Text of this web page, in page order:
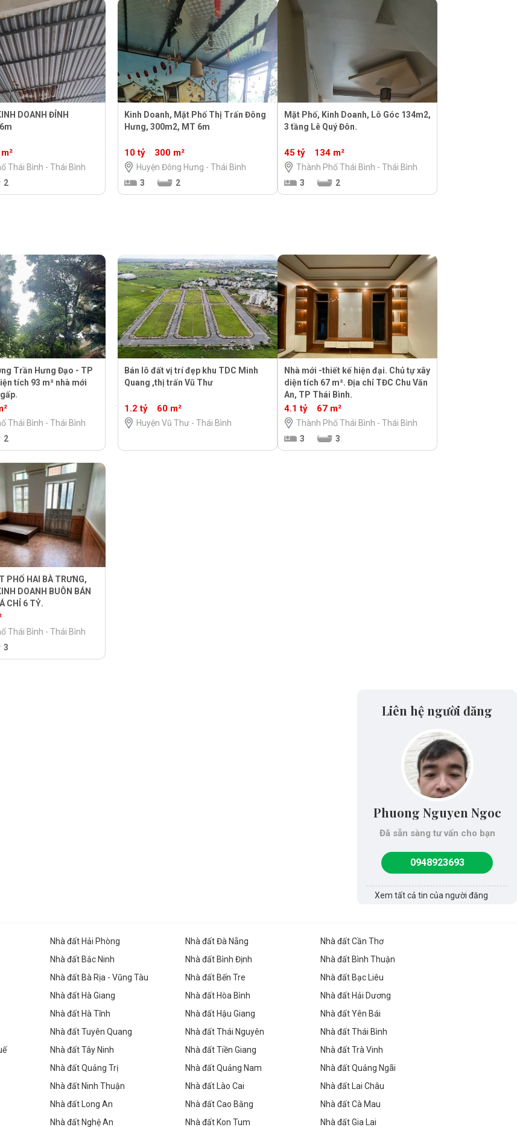
DOANH ĐỈNH
Thái Bình - Thái Bình
2
Kinh Doanh, Mặt Phố Thị Trấn Đông
Hưng, 300m2, MT 6m
10 tỷ 300 m²
Huyện Đông Hưng - Thái Bình
3
2
Mặt Phố, Kinh Doanh, Lô Góc 134m2,
3 tầng Lê Quý Đôn.
45 tỷ 134 m²
Thành Phố Thái Bình - Thái Bình
3
2
Trần Hưng Đạo - TP
tích 93 m² nhà mới
Thái Bình - Thái Bình
2
Bán lô đất vị trí đẹp khu TDC Minh
Quang ,thị trấn Vũ Thư
1.2 tỷ 60 m²
Huyện Vũ Thư - Thái Bình
Nhà mới -thiết kế hiện đại. Chủ tự xây
diện tích 67 m². Địa chỉ TĐC Chu Văn
An, TP Thái Bình.
4.1 tỷ 67 m²
Thành Phố Thái Bình - Thái Bình
3
3
PHỐ HAI BÀ TRƯNG,
DOANH BUÔN BÁN
CHỈ 6 TỶ.
Thái Bình - Thái Bình
3
Liên hệ người đăng
Phuong Nguyen Ngoc
Đã sẵn sàng tư vấn cho bạn
0948923693
Xem tất cả tin của người đăng
Nhà đất Hải Phòng Nhà đất Đà Nẵng
Nhà đất Cần Thơ
Nhà đất Bắc Ninh Nhà đất Bình Định
Nhà đất Bình Thuận
Nhà đất Bà Rịa - Vũng Tàu Nhà đất Bến Tre
Nhà đất Bạc Liêu
Nhà đất Hà Giang Nhà đất Hòa Bình
Nhà đất Hải Dương
Nhà đất Hà Tĩnh Nhà đất Hậu Giang
Nhà đất Yên Bái
Nhà đất Tuyên Quang Nhà đất Thái Nguyên
Nhà đất Thái Bình
Nhà đất Tây Ninh Nhà đất Tiền Giang
Nhà đất Trà Vinh
Nhà đất Quảng Trị Nhà đất Quảng Nam
Nhà đất Quảng Ngãi
Nhà đất Ninh Thuận Nhà đất Lào Cai
Nhà đất Lai Châu
Nhà đất Long An Nhà đất Cao Bằng
Nhà đất Cà Mau
Nhà đất Nghệ An Nhà đất Kon Tum Nhà đất Gia Lai